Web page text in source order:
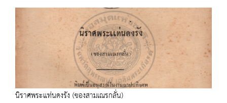
นิราศพระแท่นดงรัง (ของสามเณรกลั่น)